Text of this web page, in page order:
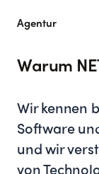
Agentur
Warum
Wir kennen
Software
und wir